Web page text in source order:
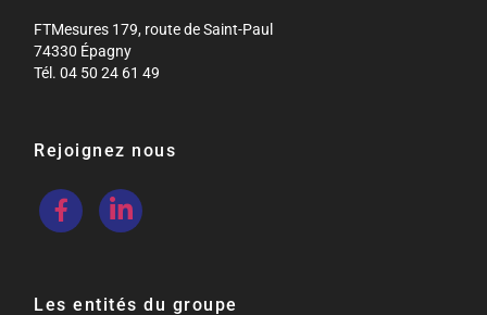
FTMesures 179, route de Saint-Paul
74330 Épagny
Tél. 04 50 24 61 49
Rejoignez nous
Les entités du groupe